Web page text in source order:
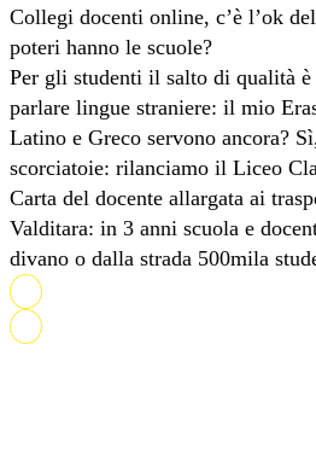
Collegi docenti online, c’è l’ok
poteri hanno le scuole?
Per gli studenti il salto di qualità è
parlare lingue straniere: il mio
Latino e Greco servono ancora?
scorciatoie: rilanciamo il Liceo
Carta del docente allargata ai
Valditara: in 3 anni scuola e
divano o dalla strada 500mila